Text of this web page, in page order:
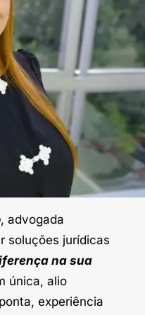
, advogada
soluções jurídicas
na sua
única, alio
experiência